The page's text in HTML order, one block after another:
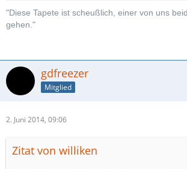
"Diese Tapete ist scheußlich, einer von uns
gehen."
gdfreezer
Mitglied
2. Juni 2014, 09:06
Zitat von williken